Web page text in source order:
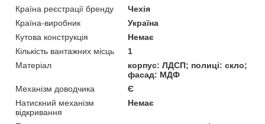
Країна реєстрації бренду
Чехія
Країна-виробник
Україна
Кутова конструкція
Немає
Кількість вантажних місць
1
Матеріал
корпус: ЛДСП; полиці: скло;
фасад: МДФ
Механізм доводчика
Є
Натискний механізм
відкривання
Немає